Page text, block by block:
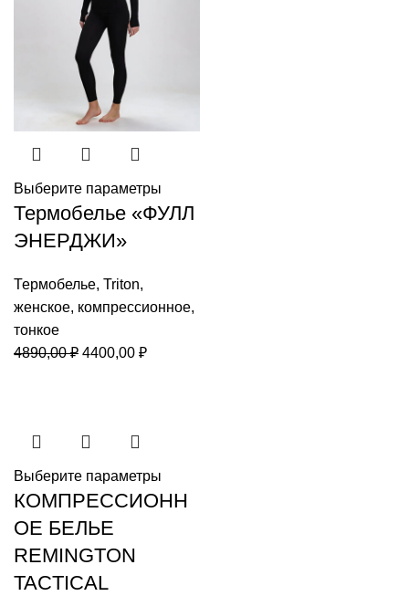
Выберите параметры
Термобелье «ФУЛЛ
ЭНЕРДЖИ»
Термобелье, Triton,
женское, компрессионное,
тонкое
4890,00₽ Первоначальная
4400,00 ₽Текущая
Выберите параметры
КОМПРЕССИОНН
ОЕ БЕЛЬЕ
REMINGTON
TACTICAL